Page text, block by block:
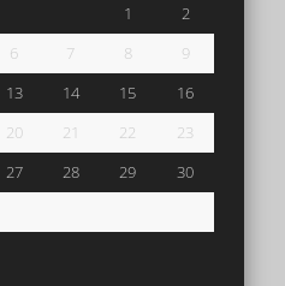
1
2
6 7 8
9
13 14 15
16
20 21 22
23
27 28 29
30